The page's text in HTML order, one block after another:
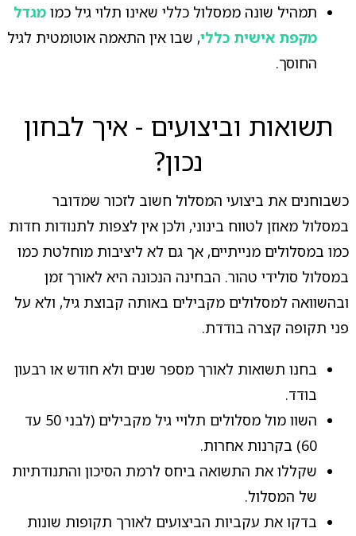
תמהיל שונה ממסלול כללי שאינו תלוי גיל כמו מגדל
מקפת אישית כללי, שבו אין התאמה אוטומטית לגיל
החוסך.
תשואות וביצועים - איך לבחון
נכון?
כשבוחנים את ביצועי המסלול חשוב לזכור שמדובר
במסלול מאוזן לטווח בינוני, ולכן אין לצפות לתנודות חדות
כמו במסלולים מנייתיים, אך גם לא ליציבות מוחלטת כמו
במסלול סולידי טהור. הבחינה הנכונה היא לאורך זמן
ובהשוואה למסלולים מקבילים באותה קבוצת גיל, ולא על
פני תקופה קצרה בודדת.
בחנו תשואות לאורך מספר שנים ולא חודש או רבעון
בודד.
השוו מול מסלולים תלויי גיל מקבילים (לבני 50 עד
60) בקרנות אחרות.
שקללו את התשואה ביחס לרמת הסיכון והתנודתיות
של המסלול.
בדקו את עקביות הביצועים לאורך תקופות שונות